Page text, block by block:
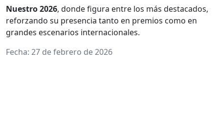
Nuestro 2026, donde figura entre los más destacados,
reforzando su presencia tanto en premios como en
grandes escenarios internacionales.
Fecha: 27 de febrero de 2026